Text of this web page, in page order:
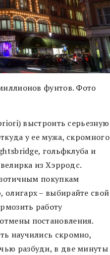
фунтов. Фото
выстроить серьезную
у ее мужа, скромного
гольфклуба и
из Хэрродс.
покупкам
– выбирайте свой
работу
постановления.
научились скромно,
разбуди, в две минуты